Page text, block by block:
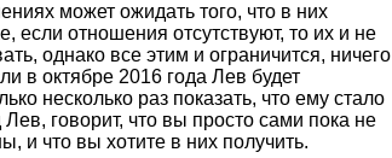
может ожидать того, что в них
если отношения отсутствуют, то их и не
однако все этим и ограничится, ничего
в октябре 2016 года Лев будет
несколько раз показать, что ему стало
говорит, что вы просто сами пока не
и что вы хотите в них получить.